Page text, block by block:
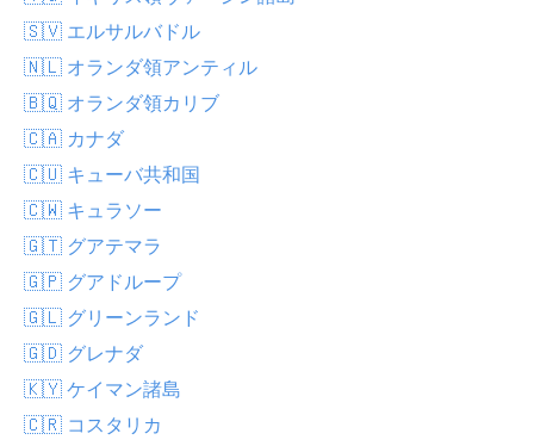
🇸🇻 エルサルバドル
🇳🇱 オランダ領アンティル
🇧🇶 オランダ領カリブ
🇨🇦 カナダ
🇨🇺 キューバ共和国
🇨🇼 キュラソー
🇬🇹 グアテマラ
🇬🇵 グアドループ
🇬🇱 グリーンランド
🇬🇩 グレナダ
🇰🇾 ケイマン諸島
🇨🇷 コスタリカ